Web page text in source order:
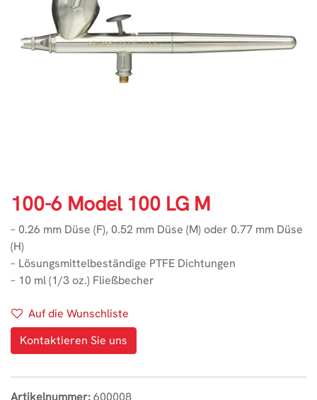
100-6 Model 100 LG M
– 0.26 mm Düse (F), 0.52 mm Düse (M) oder 0.77 mm Düse
(H)
– Lösungsmittelbeständige PTFE Dichtungen
– 10 ml (1/3 oz.) Fließbecher
Auf die Wunschliste
Kontaktieren Sie uns
Artikelnummer:600008